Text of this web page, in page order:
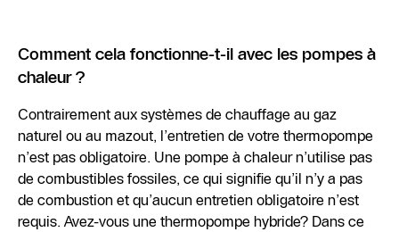
Comment cela fonctionne-t-il avec les pompes à
chaleur ?
Contrairement aux systèmes de chauffage au gaz
naturel ou au mazout, l’entretien de votre thermopompe
n’est pas obligatoire. Une pompe à chaleur n’utilise pas
de combustibles fossiles, ce qui signifie qu’il n’y a pas
de combustion et qu’aucun entretien obligatoire n’est
requis. Avez-vous une thermopompe hybride? Dans ce